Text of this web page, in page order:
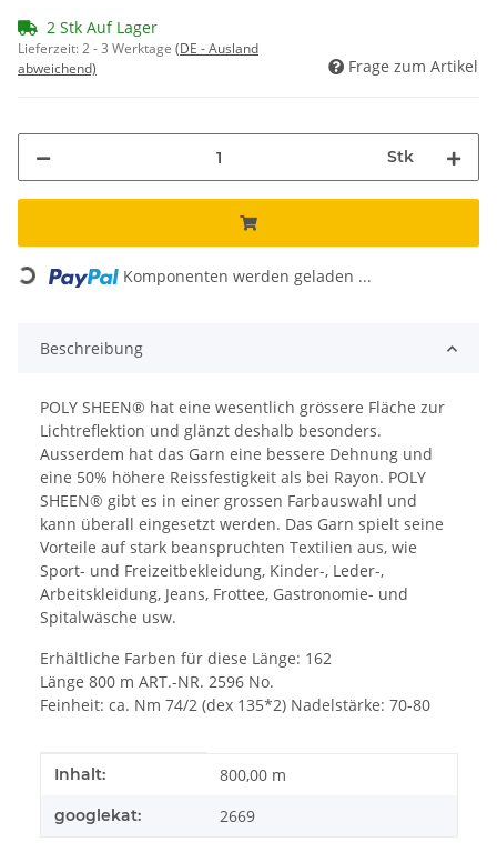
2 Stk Auf Lager
Lieferzeit:2 - 3 Werktage (DE - Ausland
abweichend)
Frage zum Artikel
Stk
Loading... Komponenten werden geladen ...
Beschreibung
POLY SHEEN® hat eine wesentlich grössere Fläche zur
Lichtreflektion und glänzt deshalb besonders.
Ausserdem hat das Garn eine bessere Dehnung und
eine 50% höhere Reissfestigkeit als bei Rayon. POLY
SHEEN® gibt es in einer grossen Farbauswahl und
kann überall eingesetzt werden. Das Garn spielt seine
Vorteile auf stark beanspruchten Textilien aus, wie
Sport- und Freizeitbekleidung, Kinder-, Leder-,
Arbeitskleidung, Jeans, Frottee, Gastronomie- und
Spitalwäsche usw.
Erhältliche Farben für diese Länge: 162
Länge 800 m ART.-NR. 2596 No.
Feinheit: ca. Nm 74/2 (dex 135*2) Nadelstärke: 70-80
Produkteigenschaft
Wert
Inhalt: 800,00 m
googlekat: 2669